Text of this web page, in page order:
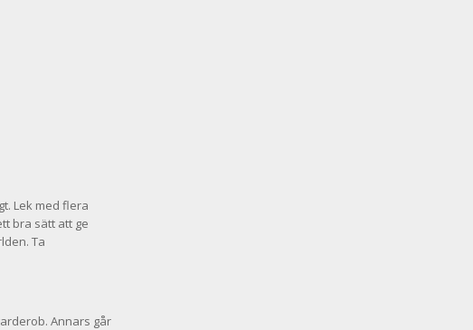
Lek med flera
bra sätt att ge
Ta
Annars går